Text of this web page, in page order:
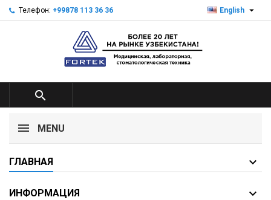
Телефон: +99878 113 36 36 English 

MENU
ГЛАВНАЯ
ИНФОРМАЦИЯ